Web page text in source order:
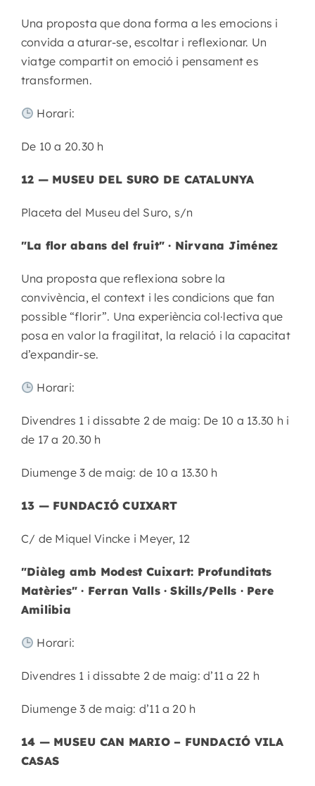
Una proposta que dona forma a les emocions i
convida a aturar-se, escoltar i reflexionar. Un
viatge compartit on emoció i pensament es
transformen.
Horari:
De 10 a 20.30 h
12 — MUSEU DEL SURO DE CATALUNYA
Placeta del Museu del Suro, s/n
"La flor abans del fruit" · Nirvana Jiménez
Una proposta que reflexiona sobre la
convivència, el context i les condicions que fan
possible “florir”. Una experiència col·lectiva que
posa en valor la fragilitat, la relació i la capacitat
d’expandir-se.
Horari:
Divendres 1 i dissabte 2 de maig: De 10 a 13.30 h i
de 17 a 20.30 h
Diumenge 3 de maig: de 10 a 13.30 h
13 — FUNDACIÓ CUIXART
C/ de Miquel Vincke i Meyer, 12
"Diàleg amb Modest Cuixart: Profunditats
Matèries" · Ferran Valls · Skills/Pells · Pere
Amilibia
Horari:
Divendres 1 i dissabte 2 de maig: d’11 a 22 h
Diumenge 3 de maig: d’11 a 20 h
14 — MUSEU CAN MARIO – FUNDACIÓ VILA
CASAS